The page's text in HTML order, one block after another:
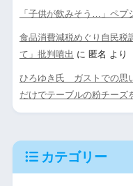
「子供が飲みそう…」ペプ
食品消費減税めぐり自民
て」批判噴出 に 匿名 より
ひろゆき氏 ガストでの思
だけでテーブルの粉チーズ
カテゴリー